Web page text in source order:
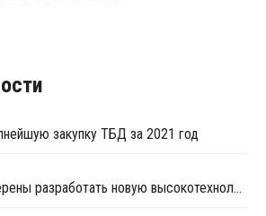
закупку ТБД за 2021 год
Газпром и ТМК намерены разработать новую высокотехнологичную трубную продукцию